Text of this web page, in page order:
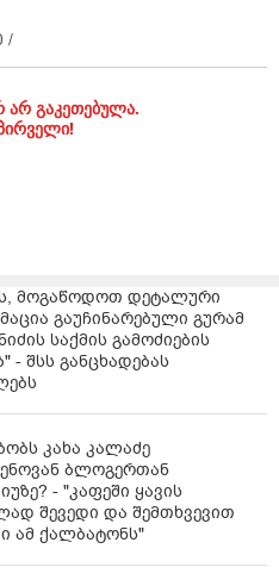
ის, რაც ახლა ხდება,
ივანიშვილის თამაში
ვსაუბრობთ
ინფრასტრუქტურულ და
- წერს მიხეილ
სა­სა­მარ­თლო­ში პრე­
სა­იმ­პიჩ­მენ­ტო წარ­
/
არ გაკეთებულა.
მოგაწოდოთ დეტალური
გაუჩინარებული გურამ
საქმის გამოძიების
- შსს განცხადებას
კახა კალაძე
ბლოგერთან
- "კაფეში ყავის
შევედი და შემთხვევით
ამ ქალბატონს"